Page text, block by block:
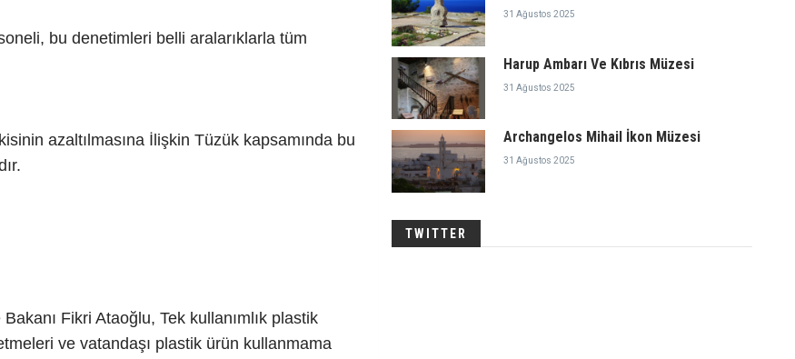
bu denetimleri belli aralarıklarla tüm
azaltılmasına İlişkin Tüzük kapsamında bu
Fikri Ataoğlu, Tek kullanımlık plastik
ve vatandaşı plastik ürün kullanmama
31 Ağustos 2025
Harup Ambarı Ve Kıbrıs Müzesi
31 Ağustos 2025
Archangelos Mihail İkon Müzesi
31 Ağustos 2025
TWITTER